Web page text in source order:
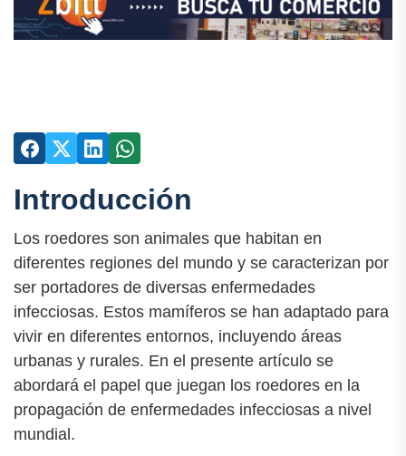
Introducción
Los roedores son animales que habitan en
diferentes regiones del mundo y se caracterizan por
ser portadores de diversas enfermedades
infecciosas. Estos mamíferos se han adaptado para
vivir en diferentes entornos, incluyendo áreas
urbanas y rurales. En el presente artículo se
abordará el papel que juegan los roedores en la
propagación de enfermedades infecciosas a nivel
mundial.